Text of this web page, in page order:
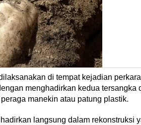
di tempat kejadian
menghadirkan kedua
manekin atau patung plastik.
langsung dalam rekonstruksi